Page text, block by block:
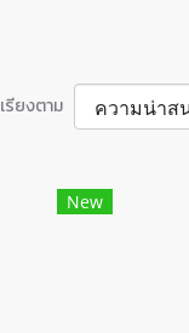
เรียงตาม
New